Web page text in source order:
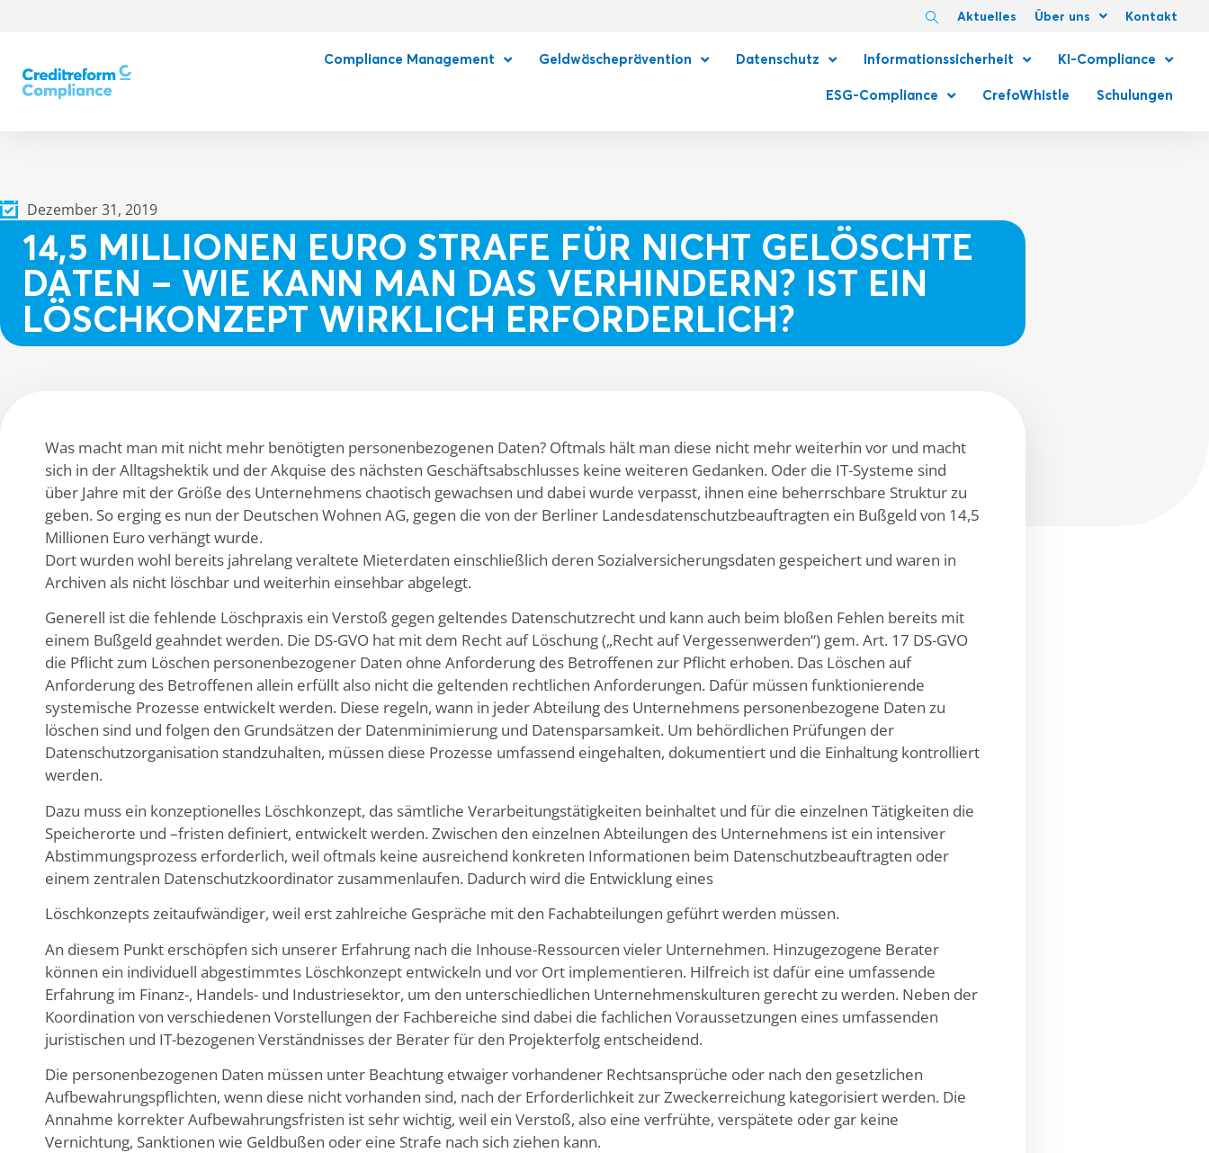
Aktuelles Über uns Kontakt
Compliance Management Geldwäscheprävention Datenschutz Informationssicherheit KI-Compliance
ESG-Compliance CrefoWhistle Schulungen
Dezember 31, 2019
14,5 MILLIONEN EURO STRAFE FÜR NICHT GELÖSCHTE
DATEN – WIE KANN MAN DAS VERHINDERN? IST EIN
LÖSCHKONZEPT WIRKLICH ERFORDERLICH?
Was macht man mit nicht mehr benötigten personenbezogenen Daten? Oftmals hält man diese nicht mehr weiterhin vor und macht
sich in der Alltagshektik und der Akquise des nächsten Geschäftsabschlusses keine weiteren Gedanken. Oder die IT-Systeme sind
über Jahre mit der Größe des Unternehmens chaotisch gewachsen und dabei wurde verpasst, ihnen eine beherrschbare Struktur zu
geben. So erging es nun der Deutschen Wohnen AG, gegen die von der Berliner Landesdatenschutzbeauftragten ein Bußgeld von 14,5
Millionen Euro verhängt wurde.
Dort wurden wohl bereits jahrelang veraltete Mieterdaten einschließlich deren Sozialversicherungsdaten gespeichert und waren in
Archiven als nicht löschbar und weiterhin einsehbar abgelegt.
Generell ist die fehlende Löschpraxis ein Verstoß gegen geltendes Datenschutzrecht und kann auch beim bloßen Fehlen bereits mit
einem Bußgeld geahndet werden. Die DS-GVO hat mit dem Recht auf Löschung („Recht auf Vergessenwerden“) gem. Art. 17 DS-GVO
die Pflicht zum Löschen personenbezogener Daten ohne Anforderung des Betroffenen zur Pflicht erhoben. Das Löschen auf
Anforderung des Betroffenen allein erfüllt also nicht die geltenden rechtlichen Anforderungen. Dafür müssen funktionierende
systemische Prozesse entwickelt werden. Diese regeln, wann in jeder Abteilung des Unternehmens personenbezogene Daten zu
löschen sind und folgen den Grundsätzen der Datenminimierung und Datensparsamkeit. Um behördlichen Prüfungen der
Datenschutzorganisation standzuhalten, müssen diese Prozesse umfassend eingehalten, dokumentiert und die Einhaltung kontrolliert
werden.
Dazu muss ein konzeptionelles Löschkonzept, das sämtliche Verarbeitungstätigkeiten beinhaltet und für die einzelnen Tätigkeiten die
Speicherorte und –fristen definiert, entwickelt werden. Zwischen den einzelnen Abteilungen des Unternehmens ist ein intensiver
Abstimmungsprozess erforderlich, weil oftmals keine ausreichend konkreten Informationen beim Datenschutzbeauftragten oder
einem zentralen Datenschutzkoordinator zusammenlaufen. Dadurch wird die Entwicklung eines
Löschkonzepts zeitaufwändiger, weil erst zahlreiche Gespräche mit den Fachabteilungen geführt werden müssen.
An diesem Punkt erschöpfen sich unserer Erfahrung nach die Inhouse-Ressourcen vieler Unternehmen. Hinzugezogene Berater
können ein individuell abgestimmtes Löschkonzept entwickeln und vor Ort implementieren. Hilfreich ist dafür eine umfassende
Erfahrung im Finanz-, Handels- und Industriesektor, um den unterschiedlichen Unternehmenskulturen gerecht zu werden. Neben der
Koordination von verschiedenen Vorstellungen der Fachbereiche sind dabei die fachlichen Voraussetzungen eines umfassenden
juristischen und IT-bezogenen Verständnisses der Berater für den Projekterfolg entscheidend.
Die personenbezogenen Daten müssen unter Beachtung etwaiger vorhandener Rechtsansprüche oder nach den gesetzlichen
Aufbewahrungspflichten, wenn diese nicht vorhanden sind, nach der Erforderlichkeit zur Zweckerreichung kategorisiert werden. Die
Annahme korrekter Aufbewahrungsfristen ist sehr wichtig, weil ein Verstoß, also eine verfrühte, verspätete oder gar keine
Vernichtung, Sanktionen wie Geldbußen oder eine Strafe nach sich ziehen kann.